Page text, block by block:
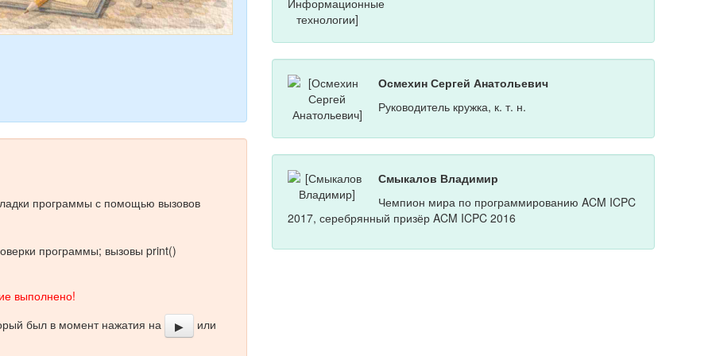
программы с помощью вызовов
программы; вызовы print()
выполнено!
был в момент нажатия на
▶ или
Осмехин Сергей Анатольевич
Руководитель кружка, к. т. н.
Смыкалов Владимир
Чемпион мира по программированию ACM ICPC
2017, серебрянный призёр ACM ICPC 2016